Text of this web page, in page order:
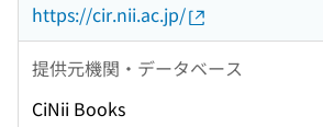
https://cir.nii.ac.jp/
提供元機関・データベース
CiNii Books